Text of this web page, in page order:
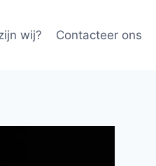
wij? Contacteer ons